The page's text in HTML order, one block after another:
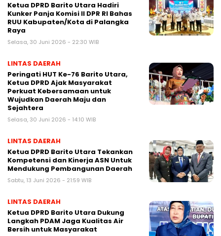
Ketua DPRD Barito Utara Hadiri
Kunker Panja Komisi II DPR RI Bahas
RUU Kabupaten/Kota di Palangka
Raya
Selasa, 30 Juni 2026 - 22:30 WIB
LINTAS DAERAH
Peringati HUT Ke-76 Barito Utara,
Ketua DPRD Ajak Masyarakat
Perkuat Kebersamaan untuk
Wujudkan Daerah Maju dan
Sejahtera
Selasa, 30 Juni 2026 - 14:10 WIB
LINTAS DAERAH
Ketua DPRD Barito Utara Tekankan
Kompetensi dan Kinerja ASN Untuk
Mendukung Pembangunan Daerah
Sabtu, 13 Juni 2026 - 21:59 WIB
LINTAS DAERAH
Ketua DPRD Barito Utara Dukung
Langkah PDAM Jaga Kualitas Air
Bersih untuk Masyarakat